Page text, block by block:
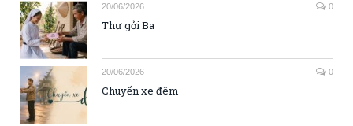
20/06/2026 0
Thư gởi Ba
20/06/2026 0
Chuyến xe đêm